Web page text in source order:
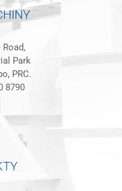
Road,
Park
PRC.
8790